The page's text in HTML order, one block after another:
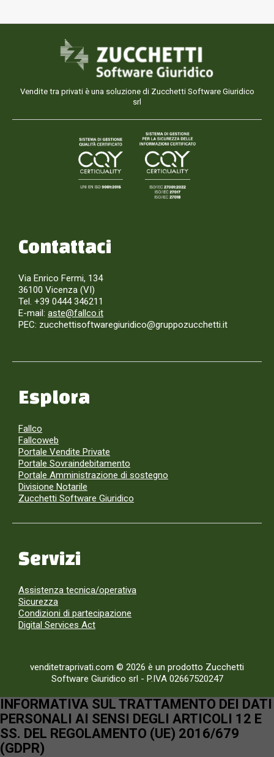
Vendite tra privati è una soluzione di Zucchetti Software Giuridico
srl
Contattaci
Via Enrico Fermi, 134
36100 Vicenza (VI)
Tel. +39 0444 346211
E-mail: aste@fallco.it
PEC: zucchettisoftwaregiuridico@gruppozucchetti.it
Esplora
Fallco
Fallcoweb
Portale Vendite Private
Portale Sovraindebitamento
Portale Amministrazione di sostegno
Divisione Notarile
Zucchetti Software Giuridico
Servizi
Assistenza tecnica/operativa
Sicurezza
Condizioni di partecipazione
Digital Services Act
venditetraprivati.com © 2026 è un prodotto Zucchetti
Software Giuridico srl - P.IVA 02667520247
INFORMATIVA SUL TRATTAMENTO DEI DATI
PERSONALI AI SENSI DEGLI ARTICOLI 12 E
SS. DEL REGOLAMENTO (UE) 2016/679
(GDPR)